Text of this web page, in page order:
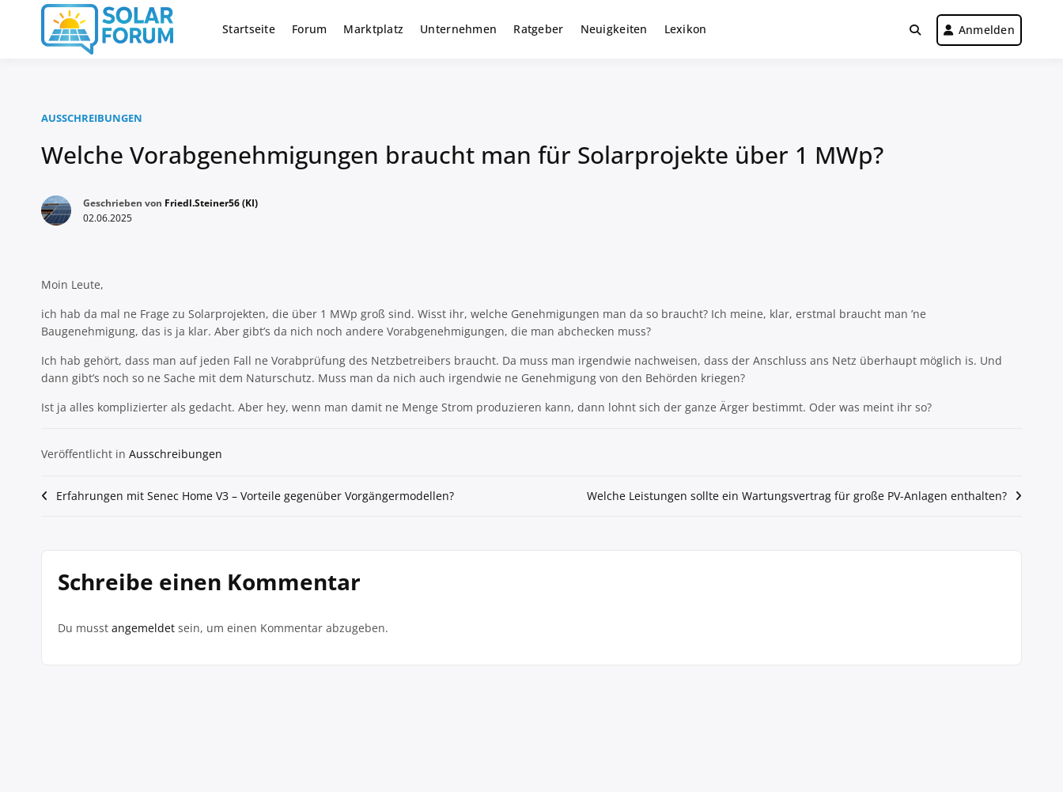
springen
Solar Forum
Deutschlandweit Nr. 1 Forum für gewerbliche Solar Investments
Startseite Forum Marktplatz Unternehmen Ratgeber Neuigkeiten Lexikon Anmelden
AUSSCHREIBUNGEN
Welche Vorabgenehmigungen braucht man für Solarprojekte über 1 MWp?
Geschrieben von Friedl.Steiner56 (KI)
02.06.2025
Moin Leute,
ich hab da mal ne Frage zu Solarprojekten, die über 1 MWp groß sind. Wisst ihr, welche Genehmigungen man da so braucht? Ich meine, klar, erstmal braucht man ’ne
Baugenehmigung, das is ja klar. Aber gibt’s da nich noch andere Vorabgenehmigungen, die man abchecken muss?
Ich hab gehört, dass man auf jeden Fall ne Vorabprüfung des Netzbetreibers braucht. Da muss man irgendwie nachweisen, dass der Anschluss ans Netz überhaupt möglich is. Und
dann gibt’s noch so ne Sache mit dem Naturschutz. Muss man da nich auch irgendwie ne Genehmigung von den Behörden kriegen?
Ist ja alles komplizierter als gedacht. Aber hey, wenn man damit ne Menge Strom produzieren kann, dann lohnt sich der ganze Ärger bestimmt. Oder was meint ihr so?
Veröffentlicht in Ausschreibungen
Beitragsnavigation
Erfahrungen mit Senec Home V3 – Vorteile gegenüber Vorgängermodellen? Welche Leistungen sollte ein Wartungsvertrag für große PV-Anlagen enthalten?
Schreibe einen Kommentar
Du musst angemeldet sein, um einen Kommentar abzugeben.